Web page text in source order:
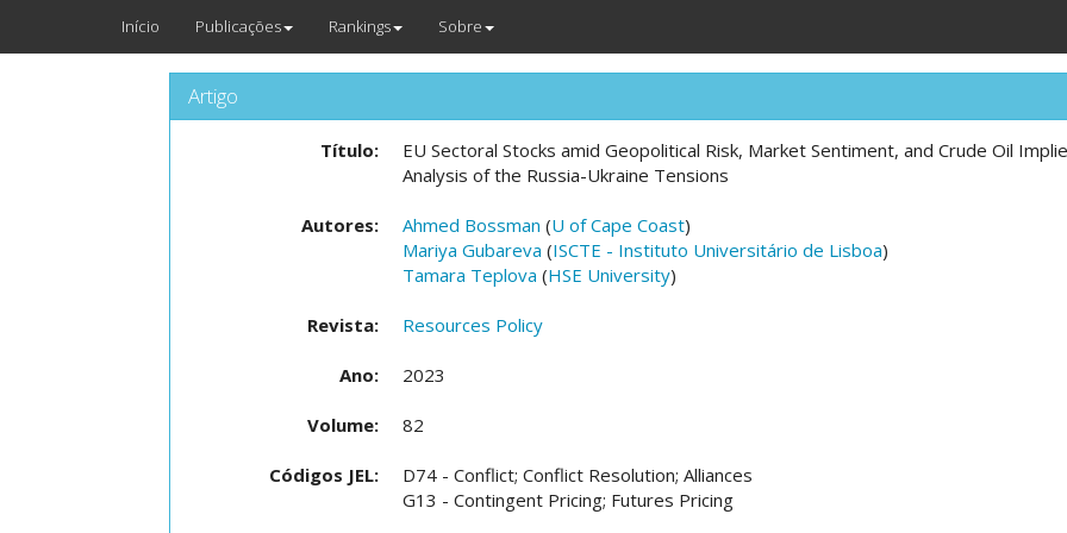
Início Publicações Rankings Sobre
Artigo
Título:
EU Sectoral Stocks amid Geopolitical Risk, Market Sentiment, and Crude Oil
Analysis of the Russia-Ukraine Tensions
Autores: Ahmed Bossman (U of Cape Coast)
Mariya Gubareva (ISCTE - Instituto Universitário de Lisboa)
Tamara Teplova (HSE University)
Revista: Resources Policy
Ano: 2023
Volume: 82
Códigos JEL:
D74 - Conflict; Conflict Resolution; Alliances
G13 - Contingent Pricing; Futures Pricing